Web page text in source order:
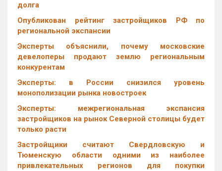
долга
Опубликован рейтинг застройщиков РФ по
региональной экспансии
Эксперты объяснили, почему московские
девелоперы продают землю региональным
конкурентам
Эксперты: в России снизился уровень
монополизации рынка новостроек
Эксперты: межрегиональная экспансия
застройщиков на рынок Северной столицы будет
только расти
Застройщики считают Свердловскую и
Тюменскую области одними из наиболее
привлекательных регионов для покупки